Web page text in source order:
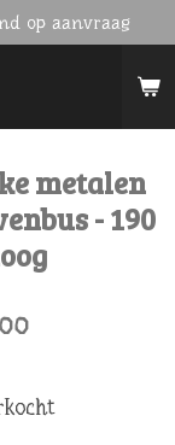
op aanvraag
metalen
- 190